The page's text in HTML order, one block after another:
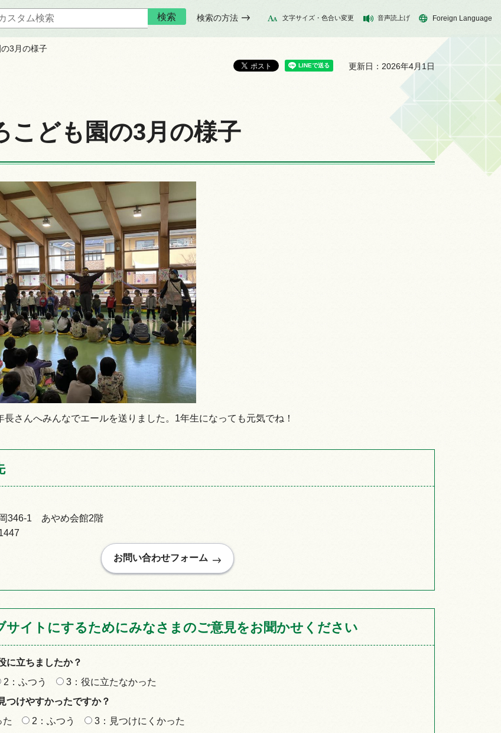
検索の方法 文字サイズ・色合い変更 音声読上げ Foreign Language
3月の様子
更新日：2026年4月1日
こども園の3月の様子
長さんへみんなでエールを送りました。1年生になっても元気でね！
346-1 あやめ会館2階
サイトにするためにみなさまのご意見をお聞かせください
に立ちましたか？
2：ふつう
3：役に立たなかった
つけやすかったですか？
た
2：ふつう 3：見つけにくかった